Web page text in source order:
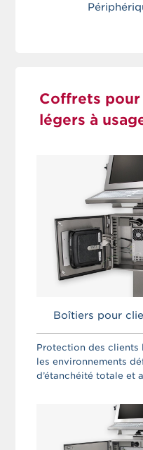
Coffrets pour
légers à
Boîtiers pour
Protection des clients
les environnements
d’étanchéité totale et